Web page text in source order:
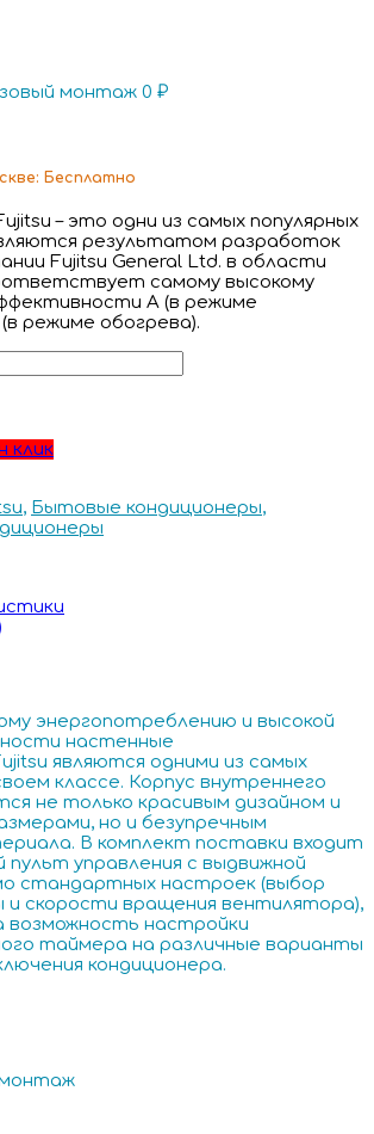
монтаж 0 ₽
Бесплатно
– это одни из самых популярных
результатом разработок
Fujitsu General Ltd. в области
самому высокому
А (в режиме
режиме обогрева).
клик
, Бытовые кондиционеры,
энергопотреблению и высокой
настенные
являются одними из самых
классе. Корпус внутреннего
не только красивым дизайном и
но и безупречным
В комплект поставки входит
пульт управления с выдвижной
стандартных настроек (выбор
скорости вращения вентилятора),
возможность настройки
таймера на различные варианты
кондиционера.